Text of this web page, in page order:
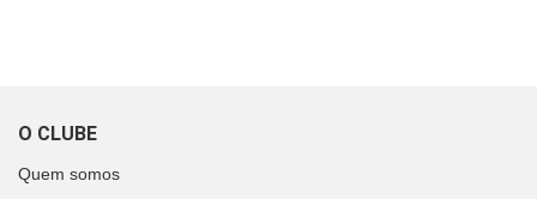
O CLUBE
Quem somos